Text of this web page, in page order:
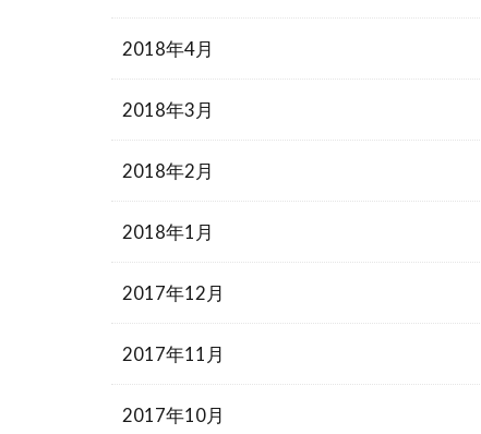
2018年4月
2018年3月
2018年2月
2018年1月
2017年12月
2017年11月
2017年10月